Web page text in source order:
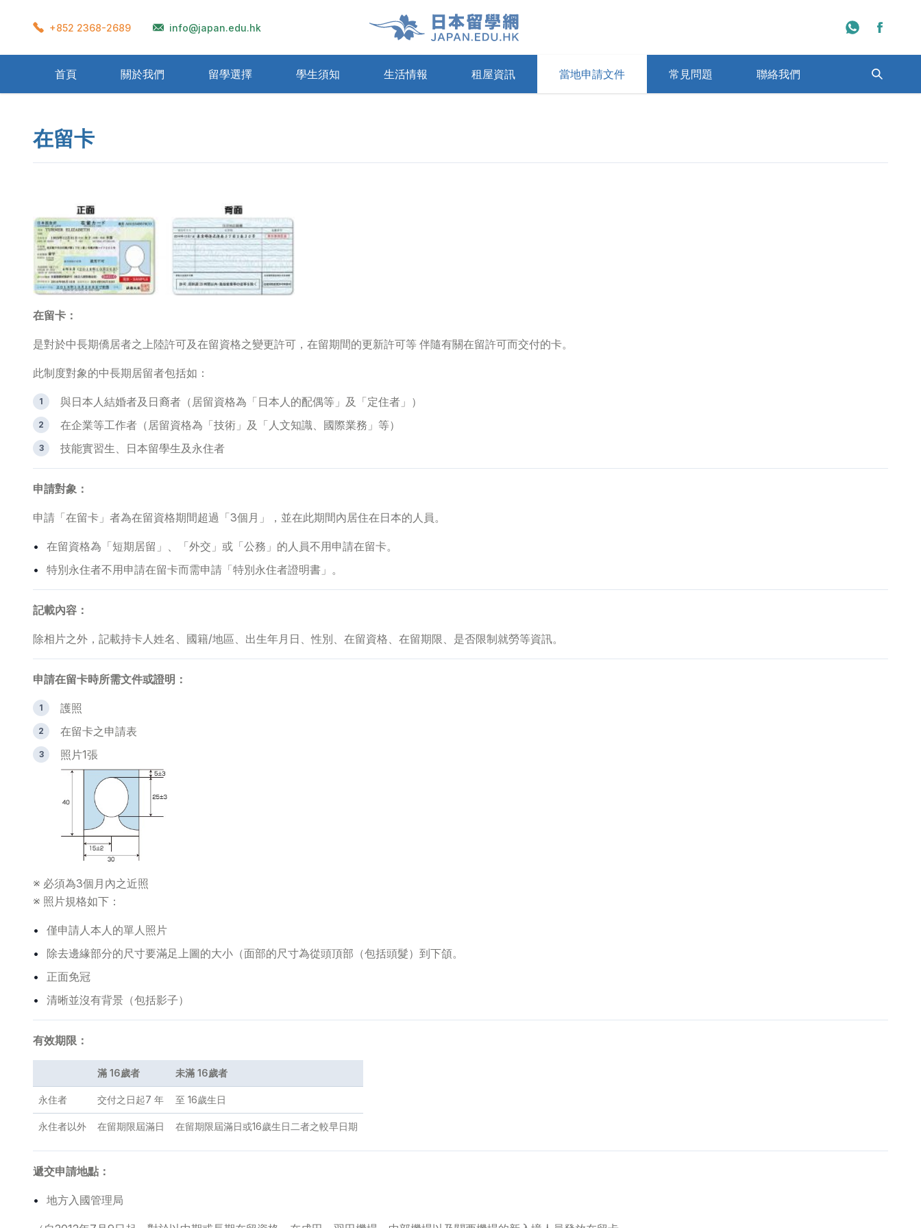
+852 2368-2689 info@japan.edu.hk
首頁 關於我們 留學選擇 學生須知
留學生考試(EJU) 日本教育制度
生活情報 租屋資訊 當地申請文件 常見問題 聯絡我們
在留卡
在留卡：
是對於中長期僑居者之上陸許可及在留資格之變更許可，在留期間的更新許可等 伴隨有關在留許可而交付的卡。
此制度對象的中長期居留者包括如：
與日本人結婚者及日裔者（居留資格為「日本人的配偶等」及「定住者」）
在企業等工作者（居留資格為「技術」及「人文知識、國際業務」等）
技能實習生、日本留學生及永住者
申請對象：
申請「在留卡」者為在留資格期間超過「3個月」，並在此期間內居住在日本的人員。
在留資格為「短期居留」、「外交」或「公務」的人員不用申請在留卡。
特別永住者不用申請在留卡而需申請「特別永住者證明書」。
記載內容：
除相片之外，記載持卡人姓名、國籍/地區、出生年月日、性別、在留資格、在留期限、是否限制就勞等資訊。
申請在留卡時所需文件或證明：
護照
在留卡之申請表
照片1張
※ 必須為3個月內之近照
※ 照片規格如下：
僅申請人本人的單人照片
除去邊緣部分的尺寸要滿足上圖的大小（面部的尺寸為從頭頂部（包括頭髮）到下頜。
正面免冠
清晰並沒有背景（包括影子）
有效期限：
滿 16歲者 未滿 16歲者
永住者 交付之日起7 年 至 16歲生日
永住者以外 在留期限屆滿日 在留期限屆滿日或16歲生日二者之較早日期
遞交申請地點：
地方入國管理局